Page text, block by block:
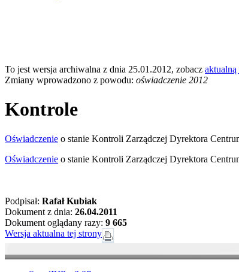
To jest wersja archiwalna z dnia 25.01.2012, zobacz aktualną
Zmiany wprowadzono z powodu: oświadczenie 2012
Kontrole
Oświadczenie o stanie Kontroli Zarządczej Dyrektora
Oświadczenie o stanie Kontroli Zarządczej Dyrektora
Podpisał: Rafał Kubiak
Dokument z dnia: 26.04.2011
Dokument oglądany razy: 9 665
Wersja aktualna tej strony